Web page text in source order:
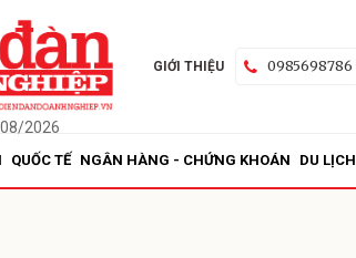
2026
GIỚI THIỆU 0985698786
QUỐC TẾ NGÂN HÀNG - CHỨNG KHOÁN DU LỊCH